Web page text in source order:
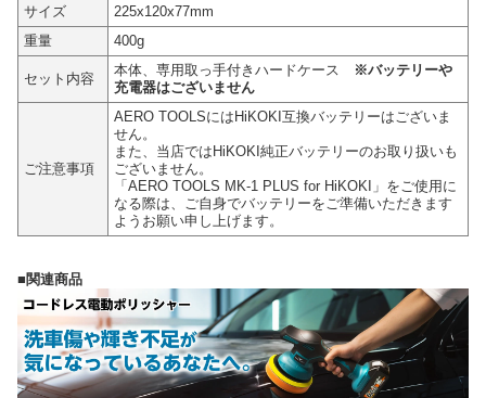
サイズ
225x120x77mm
重量
400g
セット内容
本体、専用取っ手付きハードケース
※バッテリーや
充電器はございません
ご注意事項
AERO TOOLSにはHiKOKI互換バッテリーはございま
せん。
また、当店ではHiKOKI純正バッテリーのお取り扱いも
ございません。
「AERO TOOLS MK-1 PLUS for HiKOKI」をご使用に
なる際は、ご自身でバッテリーをご準備いただきます
ようお願い申し上げます。
■関連商品